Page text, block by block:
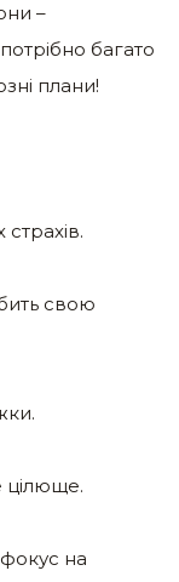
–
багато
плани!
страхів.
свою
цілюще.
на